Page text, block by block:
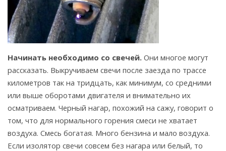
Начинать необходимо со свечей. Они многое могут
рассказать. Выкручиваем свечи после заезда по трассе
километров так на тридцать, как минимум, со средними
или выше оборотами двигателя и внимательно их
осматриваем. Черный нагар, похожий на сажу, говорит о
том, что для нормального горения смеси не хватает
воздуха. Смесь богатая. Много бензина и мало воздуха.
Если изолятор свечи совсем без нагара или белый, то